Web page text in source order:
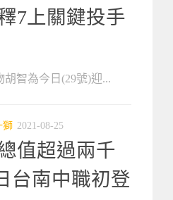
7上關鍵投手
胡智為今日(29號)迎...
獅 2021-08-25
值超過兩千
台南中職初登